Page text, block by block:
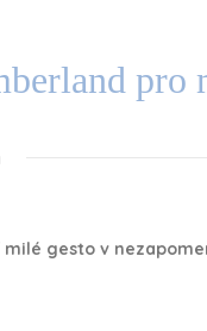
pro
gesto v